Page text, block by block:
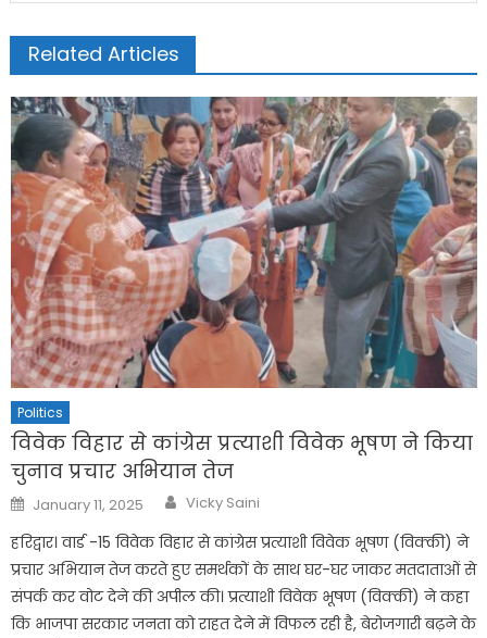
Related Articles
Politics
विवेक विहार से कांग्रेस प्रत्याशी विवेक भूषण ने किया
चुनाव प्रचार अभियान तेज
Posted
on
January 11, 2025 Author
Vicky Saini
हरिद्वार। वार्ड -15 विवेक विहार से कांग्रेस प्रत्याशी विवेक भूषण (विक्की) ने
प्रचार अभियान तेज करते हुए समर्थकों के साथ घर-घर जाकर मतदाताओं से
संपर्क कर वोट देने की अपील की। प्रत्याशी विवेक भूषण (विक्की) ने कहा
कि भाजपा सरकार जनता को राहत देने में विफल रही है, बेरोजगारी बढ़ने के